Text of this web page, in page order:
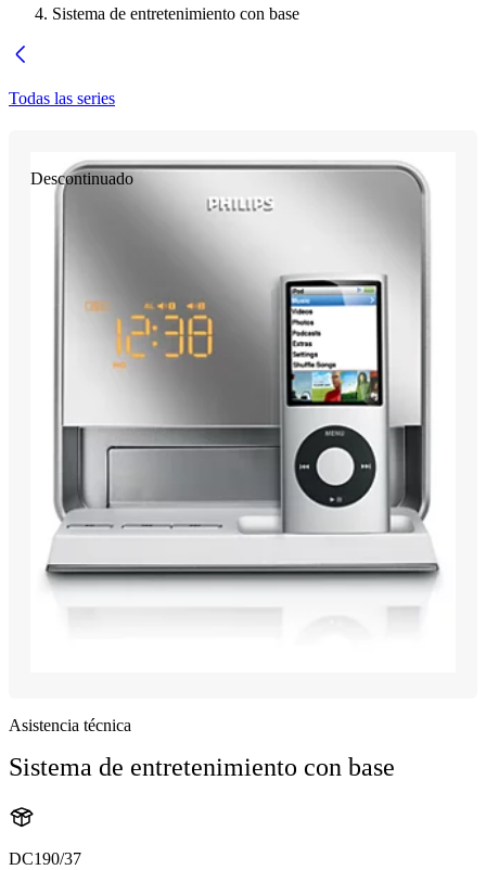
Sistema de entretenimiento con base
Todas las series
Descontinuado
Asistencia técnica
Sistema de entretenimiento con base
DC190/37